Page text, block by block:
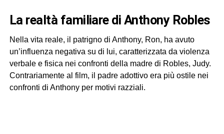
La realtà familiare di Anthony Robles
Nella vita reale, il patrigno di Anthony, Ron, ha avuto
un’influenza negativa su di lui, caratterizzata da violenza
verbale e fisica nei confronti della madre di Robles, Judy.
Contrariamente al film, il padre adottivo era più ostile nei
confronti di Anthony per motivi razziali.